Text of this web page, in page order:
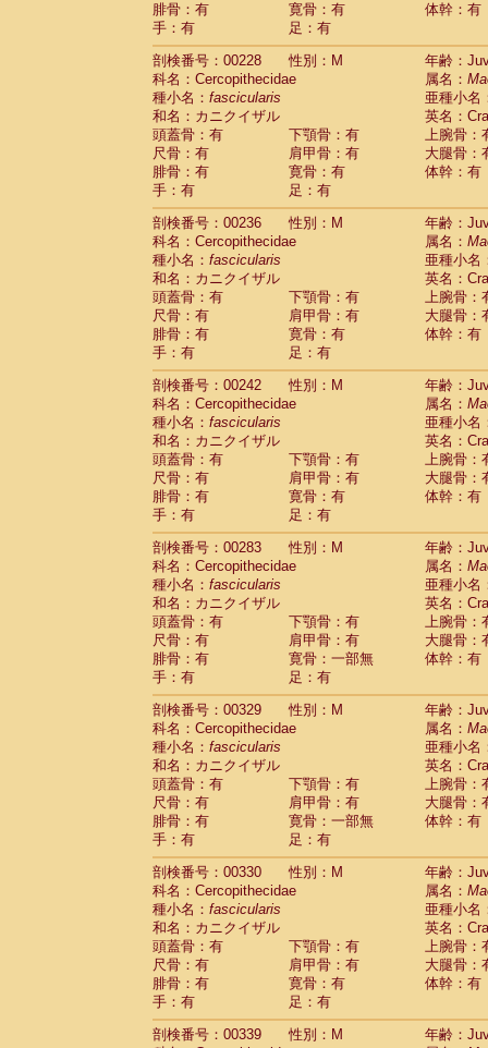
腓骨：有
寛骨：有
体幹：有
手：有
足：有
剖検番号：00228
性別：M
年齢：
科名：Cercopithecidae
属名：
種小名： fascicularis
亜種小名
和名：カニクイザル
英名：
頭蓋骨：有
下顎骨：有
上腕骨：
尺骨：有
肩甲骨：有
大腿骨：
腓骨：有
寛骨：有
体幹：有
手：有
足：有
剖検番号：00236
性別：M
年齢：
科名：Cercopithecidae
属名：
種小名： fascicularis
亜種小名
和名：カニクイザル
英名：
頭蓋骨：有
下顎骨：有
上腕骨：
尺骨：有
肩甲骨：有
大腿骨：
腓骨：有
寛骨：有
体幹：有
手：有
足：有
剖検番号：00242
性別：M
年齢：
科名：Cercopithecidae
属名：
種小名： fascicularis
亜種小名
和名：カニクイザル
英名：
頭蓋骨：有
下顎骨：有
上腕骨：
尺骨：有
肩甲骨：有
大腿骨：
腓骨：有
寛骨：有
体幹：有
手：有
足：有
剖検番号：00283
性別：M
年齢：
科名：Cercopithecidae
属名：
種小名： fascicularis
亜種小名
和名：カニクイザル
英名：
頭蓋骨：有
下顎骨：有
上腕骨：
尺骨：有
肩甲骨：有
大腿骨：
腓骨：有
寛骨：一部無
体幹：有
手：有
足：有
剖検番号：00329
性別：M
年齢：
科名：Cercopithecidae
属名：
種小名： fascicularis
亜種小名
和名：カニクイザル
英名：
頭蓋骨：有
下顎骨：有
上腕骨：
尺骨：有
肩甲骨：有
大腿骨：
腓骨：有
寛骨：一部無
体幹：有
手：有
足：有
剖検番号：00330
性別：M
年齢：
科名：Cercopithecidae
属名：
種小名： fascicularis
亜種小名
和名：カニクイザル
英名：
頭蓋骨：有
下顎骨：有
上腕骨：
尺骨：有
肩甲骨：有
大腿骨：
腓骨：有
寛骨：有
体幹：有
手：有
足：有
剖検番号：00339
性別：M
年齢：